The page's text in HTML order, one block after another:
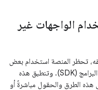
الواجهات غير
تحظر المنصة استخدام بعض
الطرق والحقول التي لا تتبع حِزم تطوير البرامج (SDK). وتنطبق هذه
هذه الطرق والحقول مباشرةً أو